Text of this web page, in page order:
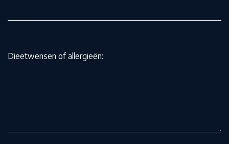
Dieetwensen of allergieën: